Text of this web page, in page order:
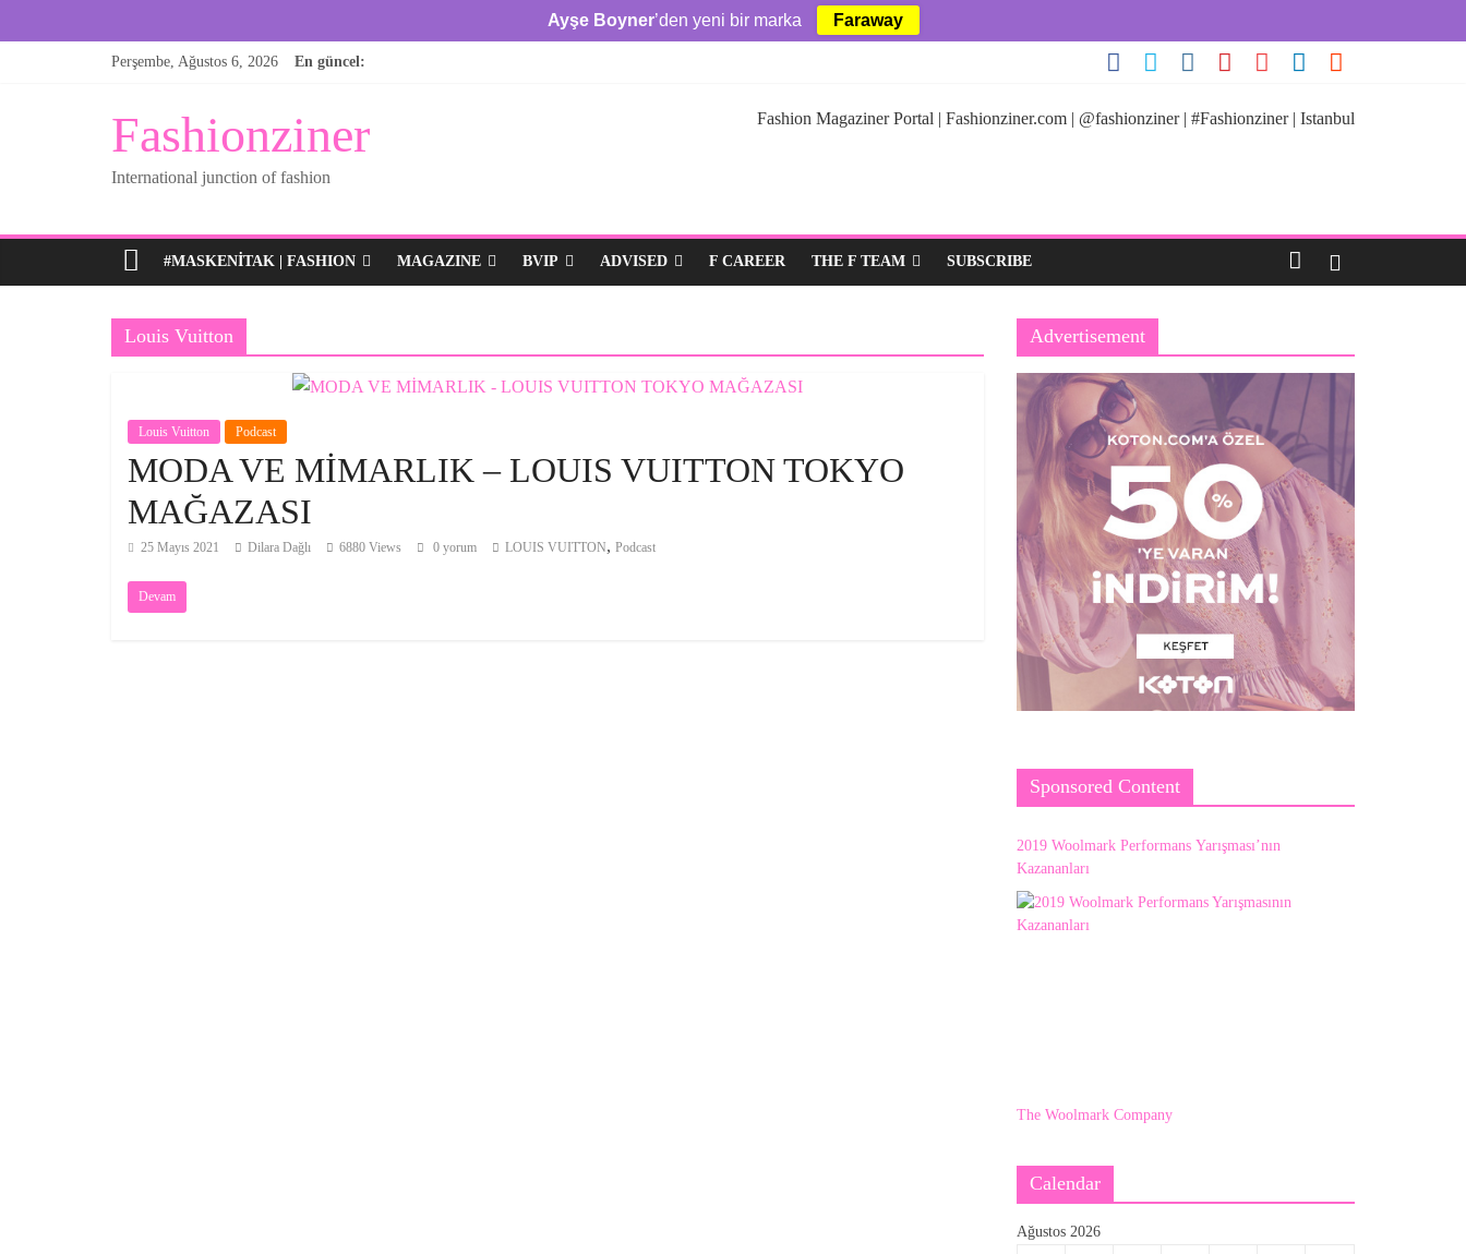
Perşembe, Ağustos 6, 2026 En güncel:
Fashionziner
International junction of fashion
Fashion Magaziner Portal | Fashionziner.com | @fashionziner | #Fashionziner | Istanbul
#MASKENITAK | FASHION MAGAZINE BVIP ADVISED F CAREER THE F TEAM SUBSCRIBE
Louis Vuitton
Louis Vuitton Podcast
MODA VE MİMARLIK – LOUIS VUITTON TOKYO
MAĞAZASI
25 Mayıs 2021 Dilara Dağlı 6880 Views 0 yorum LOUIS VUITTON, Podcast
Devam
Advertisement
Sponsored Content
2019 Woolmark Performans Yarışması’nın
Kazananları
The Woolmark Company
Calendar
Ağustos 2026
Ayşe Boyner’den yeni bir marka Faraway